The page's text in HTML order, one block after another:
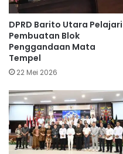
DPRD Barito Utara Pelajari
Pembuatan Blok
Penggandaan Mata
Tempel
22 Mei 2026